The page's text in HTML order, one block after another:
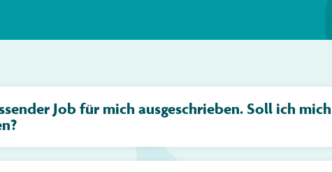
Job für mich ausgeschrieben. Soll ich mich